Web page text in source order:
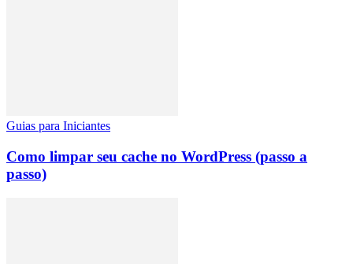
Guias para Iniciantes
Como limpar seu cache no WordPress (passo a
passo)